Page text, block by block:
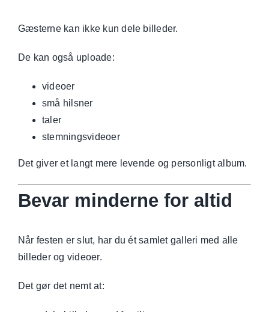
Gæsterne kan ikke kun dele billeder.
De kan også uploade:
videoer
små hilsner
taler
stemningsvideoer
Det giver et langt mere levende og personligt album.
Bevar minderne for altid
Når festen er slut, har du ét samlet galleri med alle
billeder og videoer.
Det gør det nemt at: